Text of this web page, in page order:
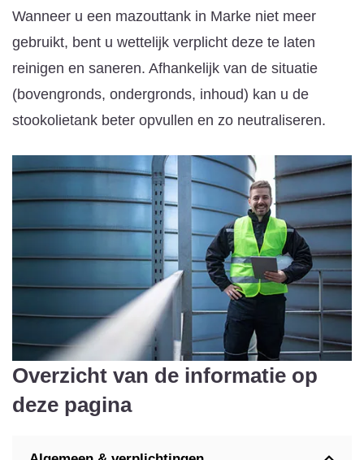
Wanneer u een mazouttank in Marke niet meer
gebruikt, bent u wettelijk verplicht deze te laten
reinigen en saneren. Afhankelijk van de situatie
(bovengronds, ondergronds, inhoud) kan u de
stookolietank beter opvullen en zo neutraliseren.
Overzicht van de informatie op
deze pagina